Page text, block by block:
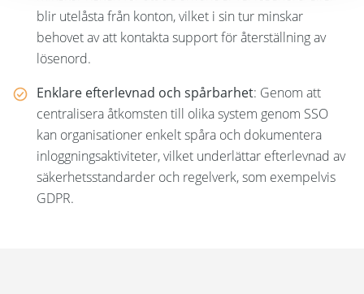
blir utelåsta från konton, vilket i sin tur minskar
behovet av att kontakta support för återställning av
lösenord.
Enklare efterlevnad och spårbarhet: Genom att
centralisera åtkomsten till olika system genom SSO
kan organisationer enkelt spåra och dokumentera
inloggningsaktiviteter, vilket underlättar efterlevnad av
säkerhetsstandarder och regelverk, som exempelvis
GDPR.